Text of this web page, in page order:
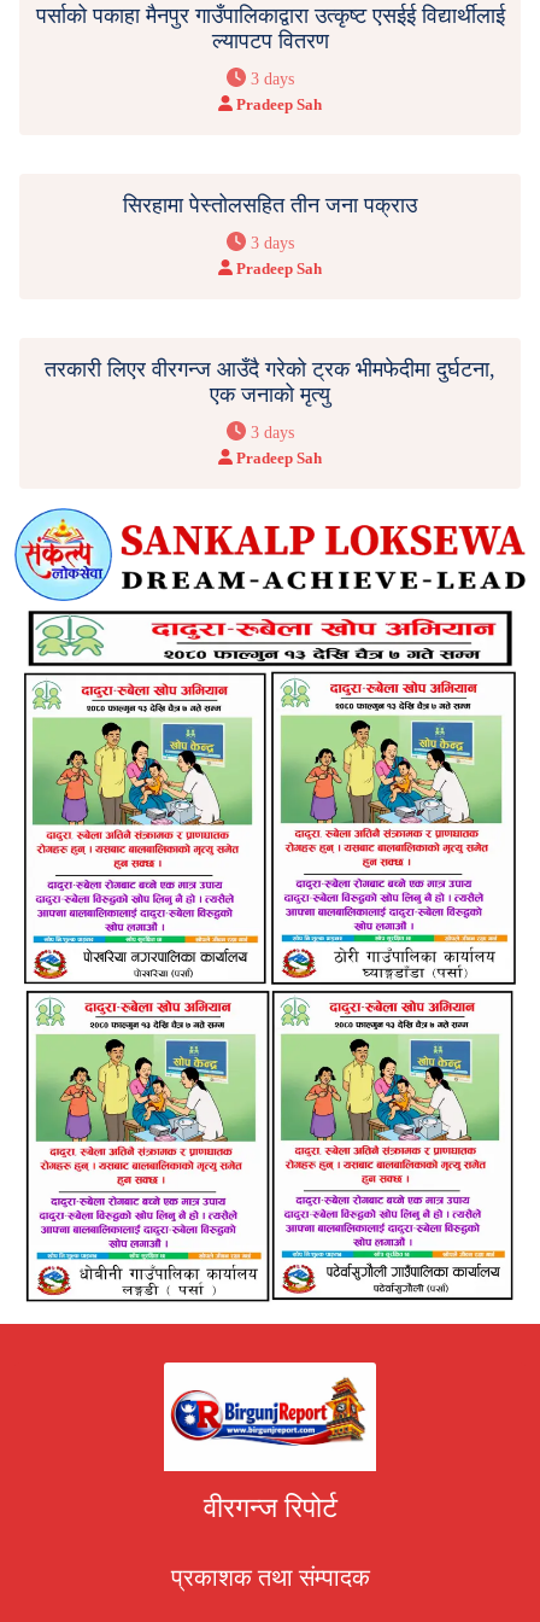
पर्साको पकाहा मैनपुर गाउँपालिकाद्वारा उत्कृष्ट एसईई विद्यार्थीलाई
ल्यापटप वितरण
3 days
Pradeep Sah
सिरहामा पेस्तोलसहित तीन जना पक्राउ
3 days
Pradeep Sah
तरकारी लिएर वीरगन्ज आउँदै गरेको ट्रक भीमफेदीमा दुर्घटना,
एक जनाको मृत्यु
3 days
Pradeep Sah
वीरगन्ज रिपोर्ट
प्रकाशक तथा संम्पादक